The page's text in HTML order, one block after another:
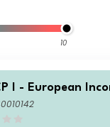
10
I - European
H Acc